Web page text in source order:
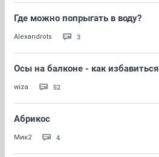
Где можно попрыгать в воду?
Alexandrots 3
Осы на балконе - как избавиться
wiza 52
Абрикос
Мик2 4